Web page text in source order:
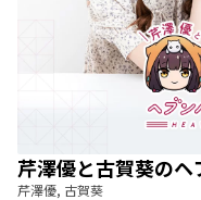
芹澤優と古賀葵の
芹澤優, 古賀葵